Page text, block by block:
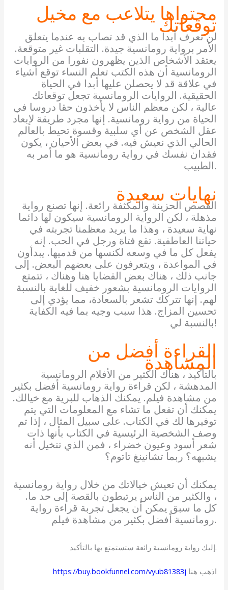
محتواها يتلاعب مع مخيل
توقعاتك
لن تعرف أبدا ما الذي قد تصاب به عندما يتعلق
الأمر برواية رومانسية جيدة. التقلبات غير متوقعة.
يعتقد الأشخاص الذين يظهرون نفورا من الروايات
الرومانسية أن هذه الكتب تعلم النساء توقع أشياء
في علاقة قد لا يحصلن عليها أبدا في الحياة
الحقيقية. الروايات الرومانسية تجعل توقعاتك
عالية ، لكن معظم الناس لا يأخذون حقا دروسا في
الحياة من رواية رومانسية. إنها مجرد طريقة لإبعاد
عقل الشخص عن أي سلبية وقسوة تحيط بالعالم
الحالي الذي نعيش فيه. في بعض الأحيان ، يكون
فقدان نفسك في رواية رومانسية هو ما أمر به
الطبيب.
نهايات سعيدة
القصص الحزينة والمكثفة رائعة. إنها تصنع رواية
مذهلة ، لكن الرواية الرومانسية سيكون لها دائما
نهاية سعيدة ، وهذا ما يريد معظمنا تجربته في
حياتنا العاطفية. تقع فتاة ورجل في الحب. إنه
يفعل كل ما في وسعه لكنسها من قدميها. يبدأون
في المواعدة ، ويتعرفون على بعضهم البعض. إلى
جانب ذلك ، هناك بعض القضايا هنا وهناك ، تتمتع
الروايات الرومانسية بشعور خفيف للغاية بالنسبة
لهم. إنها تتركك تشعر بالسعادة، مما يؤدي إلى
تحسين المزاج. هذا سبب وجيه بما فيه الكفاية
بالنسبة لي!
القراءة أفضل من
المشاهدة
بالتأكيد ، هناك الكثير من الأفلام الرومانسية
المدهشة ، لكن قراءة رواية رومانسية أفضل بكثير
من مشاهدة فيلم. يمكنك الذهاب للبرية مع خيالك.
يمكنك أن تفعل ما تشاء مع المعلومات التي يتم
توفيرها لك في الكتاب. على سبيل المثال ، إذا تم
وصف الشخصية الرئيسية في الكتاب بأنها ذات
شعر أسود وعيون خضراء ، فمن الذي تتخيل أنه
يشبهه؟ ربما تشانينغ تاتوم؟
يمكنك أن تعيش خيالاتك من خلال رواية رومانسية
، والكثير من الناس يرتبطون بالقصة إلى حد ما.
كل ما سبق يمكن أن يجعل تجربة قراءة رواية
رومانسية أفضل بكثير من مشاهدة فيلم.
إليك رواية رومانسية رائعة ستستمتع بها بالتأكيد.
https://buy.bookfunnel.com/vyub81383j اذهب هنا